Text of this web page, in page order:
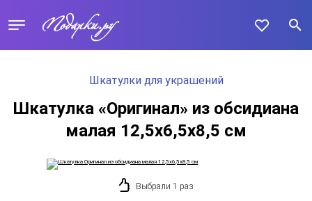
Шкатулки для украшений
Шкатулка «Оригинал» из обсидиана
малая 12,5х6,5х8,5 см
Выбрали 1 раз